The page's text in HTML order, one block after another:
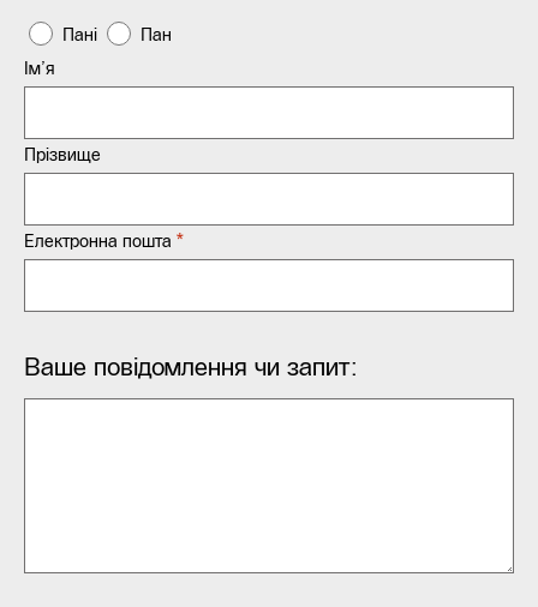
Пані
Пан
Ім’я
Прізвище
Електронна пошта *
Ваше повідомлення чи запит: